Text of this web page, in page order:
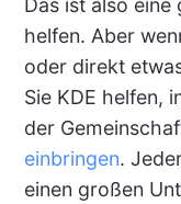
Das ist also
helfen. Aber
oder direkt
Sie KDE helfen,
der
einbringen.
einen großen